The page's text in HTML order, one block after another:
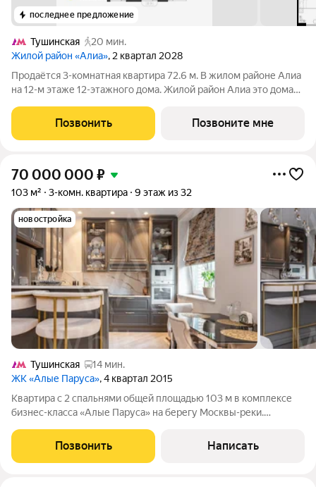
последнее предложение
Тушинская
20 мин.
Жилой район «Алиа», 2 квартал 2028
Продаётся 3-комнатная квартира 72.6 м. В жилом районе Алиа
на 12-м этаже 12-этажного дома. Жилой район Алиа это дома
находится в Покровском-Стрешневе, экологически чистом
районе на престижном
Позвонить Позвоните мне
70 000 000 ₽
103 м² 3-комн. квартира 9 этаж из 32
новостройка
Тушинская
14 мин.
ЖК «Алые Паруса», 4 квартал 2015
Квартира с 2 спальнями общей площадью 103 м в комплексе
бизнес-класса «Алые Паруса» на берегу Москвы-реки.
Светлый интерьер оформлен в стиле современной классики.
Планировка: кухня-гостиная, 2
Позвонить Написать